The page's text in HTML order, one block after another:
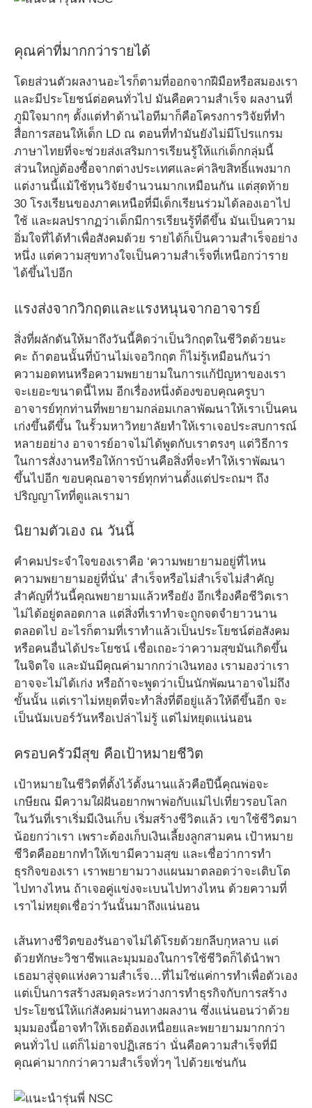
คุณค่าที่มากกว่ารายได้
โดยส่วนตัวผลงานอะไรก็ตามที่ออกจากฝีมือหรือสมองเรา
และมีประโยชน์ต่อคนทั่วไป มันคือความสำเร็จ ผลงานที่
ภูมิใจมากๆ ตั้งแต่ทำด้านไอทีมาก็คือโครงการวิจัยที่ทำ
สื่อการสอนให้เด็ก LD ณ ตอนที่ทำมันยังไม่มีโปรแกรม
ภาษาไทยที่จะช่วยส่งเสริมการเรียนรู้ให้แก่เด็กกลุ่มนี้
ส่วนใหญ่ต้องซื้อจากต่างประเทศและค่าลิขสิทธิ์แพงมาก
แต่งานนี้แม้ใช้ทุนวิจัยจำนวนมากเหมือนกัน แต่สุดท้าย
30 โรงเรียนของภาคเหนือที่มีเด็กเรียนร่วมได้ลองเอาไป
ใช้ และผลปรากฏว่าเด็กมีการเรียนรู้ที่ดีขึ้น มันเป็นความ
อิ่มใจที่ได้ทำเพื่อสังคมด้วย รายได้ก็เป็นความสำเร็จอย่าง
หนึ่ง แต่ความสุขทางใจเป็นความสำเร็จที่เหนือกว่าราย
ได้ขึ้นไปอีก
แรงส่งจากวิกฤตและแรงหนุนจากอาจารย์
สิ่งที่ผลักดันให้มาถึงวันนี้คิดว่าเป็นวิกฤตในชีวิตด้วยนะ
คะ ถ้าตอนนั้นที่บ้านไม่เจอวิกฤต ก็ไม่รู้เหมือนกันว่า
ความอดทนหรือความพยายามในการแก้ปัญหาของเรา
จะเยอะขนาดนี้ไหม อีกเรื่องหนึ่งต้องขอบคุณครูบา
อาจารย์ทุกท่านที่พยายามกล่อมเกลาพัฒนาให้เราเป็นคน
เก่งขึ้นดีขึ้น ในรั้วมหาวิทยาลัยทำให้เราเจอประสบการณ์
หลายอย่าง อาจารย์อาจไม่ได้พูดกับเราตรงๆ แต่วิธีการ
ในการสั่งงานหรือให้การบ้านคือสิ่งที่จะทำให้เราพัฒนา
ขึ้นไปอีก ขอบคุณอาจารย์ทุกท่านตั้งแต่ประถมฯ ถึง
ปริญญาโทที่ดูแลเรามา
นิยามตัวเอง ณ วันนี้
คำคมประจำใจของเราคือ ‘ความพยายามอยู่ที่ไหน
ความพยายามอยู่ที่นั่น’ สำเร็จหรือไม่สำเร็จไม่สำคัญ
สำคัญที่วันนี้คุณพยายามแล้วหรือยัง อีกเรื่องคือชีวิตเรา
ไม่ได้อยู่ตลอดกาล แต่สิ่งที่เราทำจะถูกจดจำยาวนาน
ตลอดไป อะไรก็ตามที่เราทำแล้วเป็นประโยชน์ต่อสังคม
หรือคนอื่นได้ประโยชน์ เชื่อเถอะว่าความสุขมันเกิดขึ้น
ในจิตใจ และมันมีคุณค่ามากกว่าเงินทอง เรามองว่าเรา
อาจจะไม่ได้เก่ง หรือถ้าจะพูดว่าเป็นนักพัฒนาอาจไม่ถึง
ขั้นนั้น แต่เราไม่หยุดที่จะทำสิ่งที่ดีอยู่แล้วให้ดีขึ้นอีก จะ
เป็นนัมเบอร์วันหรือเปล่าไม่รู้ แต่ไม่หยุดแน่นอน
ครอบครัวมีสุข คือเป้าหมายชีวิต
เป้าหมายในชีวิตที่ตั้งไว้ตั้งนานแล้วคือปีนี้คุณพ่อจะ
เกษียณ มีความใฝ่ฝันอยากพาพ่อกับแม่ไปเที่ยวรอบโลก
ในวันที่เราเริ่มมีเงินเก็บ เริ่มสร้างชีวิตแล้ว เขาใช้ชีวิตมา
น้อยกว่าเรา เพราะต้องเก็บเงินเลี้ยงลูกสามคน เป้าหมาย
ชีวิตคืออยากทำให้เขามีความสุข และเชื่อว่าการทำ
ธุรกิจของเรา เราพยายามวางแผนมาตลอดว่าจะเติบโต
ไปทางไหน ถ้าเจอคู่แข่งจะเบนไปทางไหน ด้วยความที่
เราไม่หยุดเชื่อว่าวันนั้นมาถึงแน่นอน
เส้นทางชีวิตของรันอาจไม่ได้โรยด้วยกลีบกุหลาบ แต่
ด้วยทักษะวิชาชีพและมุมมองในการใช้ชีวิตก็ได้นำพา
เธอมาสู่จุดแห่งความสำเร็จ…ที่ไม่ใช่แค่การทำเพื่อตัวเอง
แต่เป็นการสร้างสมดุลระหว่างการทำธุรกิจกับการสร้าง
ประโยชน์ให้แก่สังคมผ่านทางผลงาน ซึ่งแน่นอนว่าด้วย
มุมมองนี้อาจทำให้เธอต้องเหนื่อยและพยายามมากกว่า
คนทั่วไป แต่ก็ไม่อาจปฏิเสธว่า นั่นคือความสำเร็จที่มี
คุณค่ามากกว่าความสำเร็จทั่วๆ ไปด้วยเช่นกัน